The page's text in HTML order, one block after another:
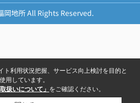
岡地所 All Rights Reserved.
ト利用状況把握、サービス向上検討を目的と
用しています。
扱いについて」 をご確認ください。